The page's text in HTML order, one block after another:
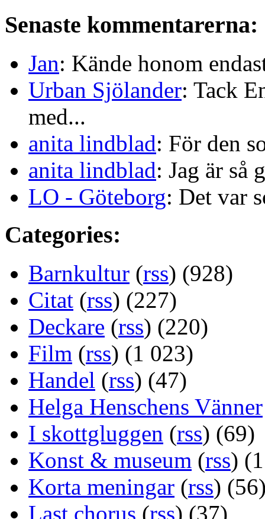
Senaste kommentarerna:
Jan: Kände honom
Urban Sjölander: Tack
med...
anita lindblad: För den
anita lindblad: Jag är så
LO - Göteborg: Det var
Categories:
Barnkultur (rss) (928)
Citat (rss) (227)
Deckare (rss) (220)
Film (rss) (1 023)
Handel (rss) (47)
Helga Henschens Vänner
I skottgluggen (rss) (69)
Konst & museum (rss)
Korta meningar (rss)
Last chorus (rss) (37)